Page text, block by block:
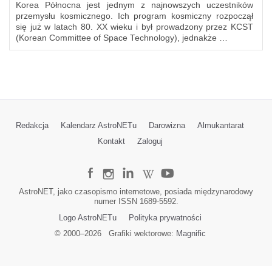
Korea Północna jest jednym z najnowszych uczestników
przemysłu kosmicznego. Ich program kosmiczny rozpoczął
się już w latach 80. XX wieku i był prowadzony przez KCST
(Korean Committee of Space Technology), jednakże …
Redakcja Kalendarz AstroNETu Darowizna
Almukantarat
Kontakt
Zaloguj
AstroNET, jako czasopismo internetowe, posiada międzynarodowy
numer ISSN 1689-5592.
Logo AstroNETu
Polityka prywatności
© 2000–2026Grafiki wektorowe: Magnific